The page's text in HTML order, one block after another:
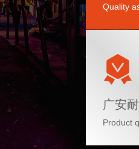
Quality
广安
Product